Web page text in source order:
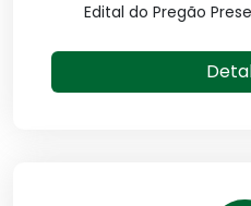
Edital do Pregão